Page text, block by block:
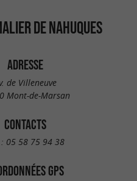
DE NAHUQUES
ADRESSE
de Villeneuve
Mont-de-Marsan
CONTACTS
05 58 75 94 38
GPS